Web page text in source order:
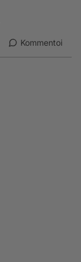
Kommentoi